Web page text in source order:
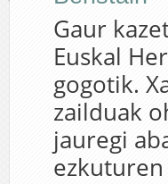
Gaur
Euskal
gogotik.
zailduak
jauregi